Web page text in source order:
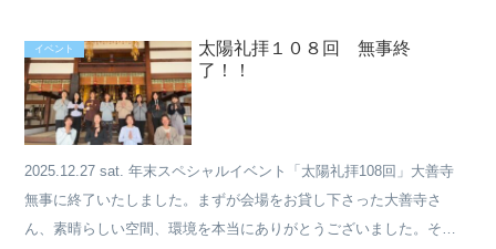
イベント
太陽礼拝１０８回 無事終
了！！
2025.12.27 sat. 年末スペシャルイベント「太陽礼拝108回」大善寺
無事に終了いたしました。まずが会場をお貸し下さった大善寺さ
ん、素晴らしい空間、環境を本当にありがとうございました。そし